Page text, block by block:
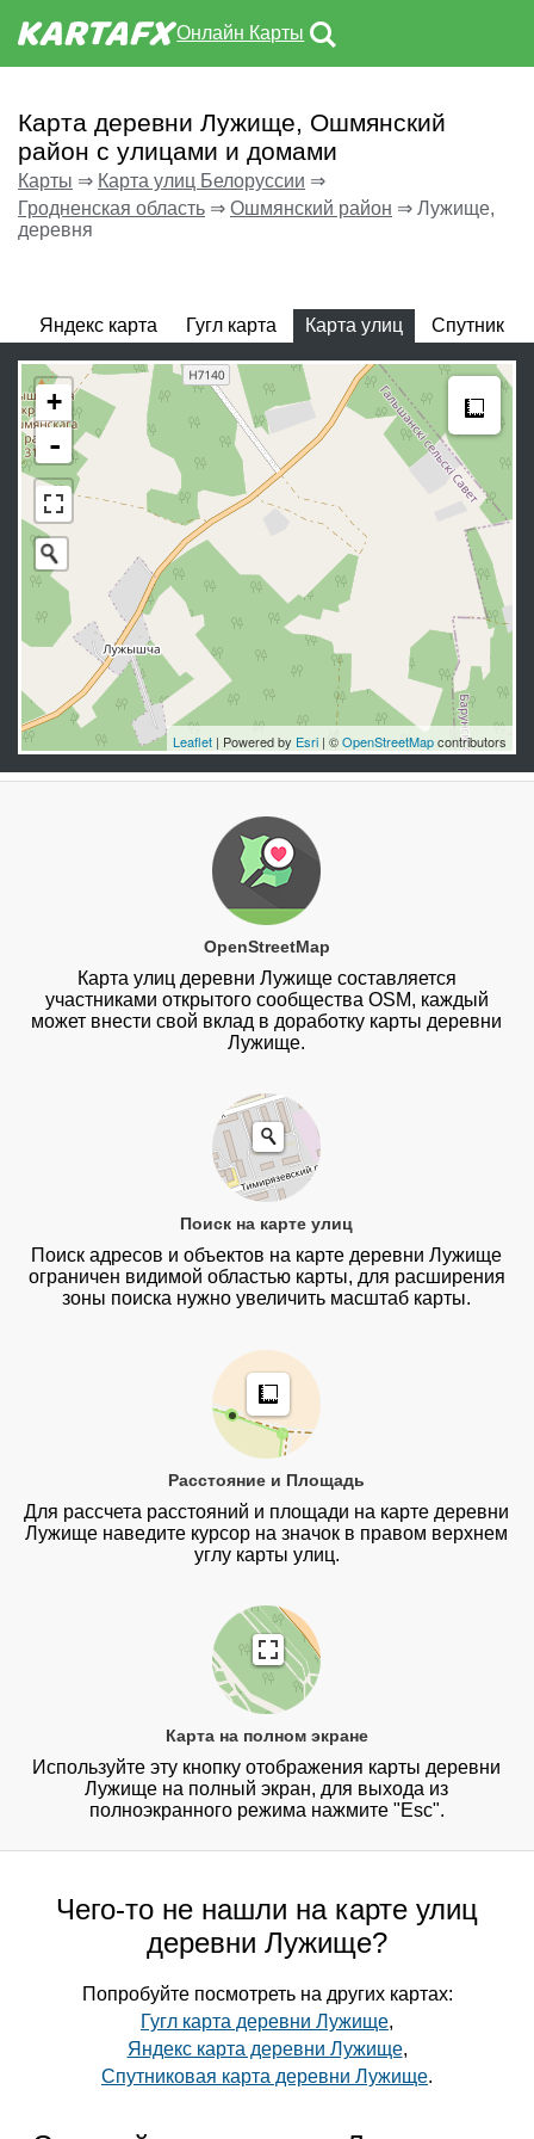
Онлайн Карты
Карта деревни Лужище, Ошмянский
район с улицами и домами
Карты ⇒ Карта улиц Белоруссии ⇒
Гродненская область ⇒ Ошмянский район ⇒ Лужище,
деревня
Яндекс карта Гугл карта Карта улиц Спутник
+
-
Leaflet | Powered by Esri | ©OpenStreetMapcontributors
OpenStreetMap
Карта улиц деревни Лужище составляется
участниками открытого сообщества OSM, каждый
может внести свой вклад в доработку карты деревни
Лужище.
Поиск на карте улиц
Поиск адресов и объектов на карте деревни Лужище
ограничен видимой областью карты, для расширения
зоны поиска нужно увеличить масштаб карты.
Расстояние и Площадь
Для рассчета расстояний и площади на карте деревни
Лужище наведите курсор на значок в правом верхнем
углу карты улиц.
Карта на полном экране
Используйте эту кнопку отображения карты деревни
Лужище на полный экран, для выхода из
полноэкранного режима нажмите "Esc".
Чего-то не нашли на карте улиц
деревни Лужище?
Попробуйте посмотреть на других картах:
Гугл карта деревни Лужище,
Яндекс карта деревни Лужище,
Спутниковая карта деревни Лужище.